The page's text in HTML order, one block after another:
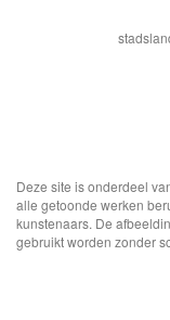
Deze site is onderdeel
alle getoonde werken
kunstenaars. De
gebruikt worden zonder